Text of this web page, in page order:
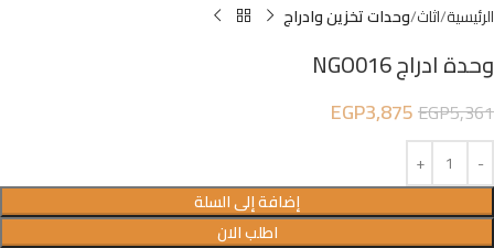
الرئيسية اثاث وحدات تخزين وادراج
وحدة ادراج NGO016
EGP5,361
EGP3,875
إضافة إلى السلة
اطلب الان